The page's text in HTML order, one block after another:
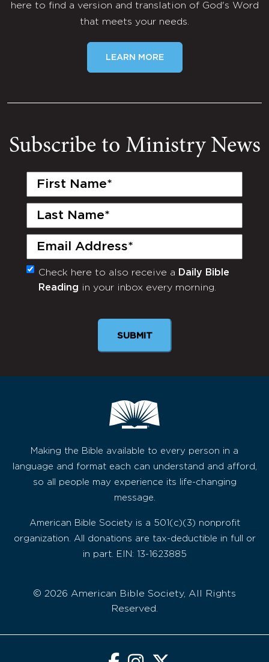
here to find a version and translation of God's Word
that meets your needs.
LEARN MORE
Subscribe to Ministry News
First
Last
Email
(Required)
Monthly
Newsletter
Check here to also receive a Daily Bible
Reading in your inbox every morning.
Making the Bible available to every person in a
language and format each can understand and afford,
so all people may experience its life-changing
message.
American Bible Society is a 501(c)(3) nonprofit
organization. All donations are tax-deductible in full or
in part. EIN: 13-1623885
© 2026 American Bible Society, All Rights
Reserved.